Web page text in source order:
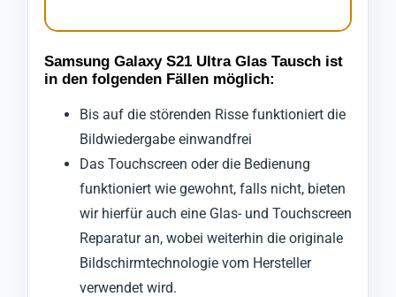
Samsung Galaxy S21 Ultra Glas Tausch ist
in den folgenden Fällen möglich:
Bis auf die störenden Risse funktioniert die
Bildwiedergabe einwandfrei
Das Touchscreen oder die Bedienung
funktioniert wie gewohnt, falls nicht, bieten
wir hierfür auch eine Glas- und Touchscreen
Reparatur an, wobei weiterhin die originale
Bildschirmtechnologie vom Hersteller
verwendet wird.